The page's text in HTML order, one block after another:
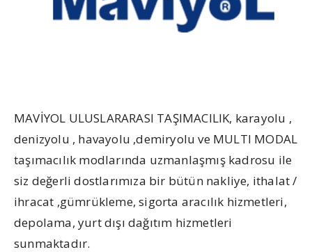
MAVİYOL ULUSLARARASI TAŞIMACILIK, karayolu ,
denizyolu , havayolu ,demiryolu ve MULTI MODAL
taşımacılık modlarında uzmanlaşmış kadrosu ile
siz değerli dostlarımıza bir bütün nakliye, ithalat /
ihracat ,gümrükleme, sigorta aracılık hizmetleri,
depolama, yurt dışı dağıtım hizmetleri
sunmaktadır.